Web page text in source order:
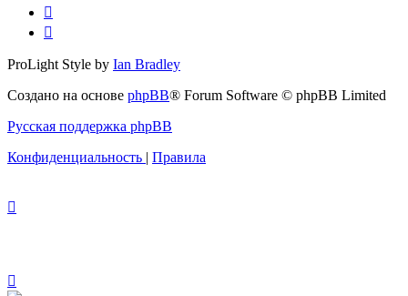
ProLight Style by Ian Bradley
Создано на основе phpBB® Forum Software © phpBB Limited
Русская поддержка phpBB
Конфиденциальность | Правила